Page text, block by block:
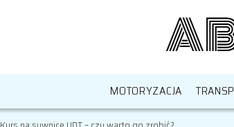
MOTORYZACJA